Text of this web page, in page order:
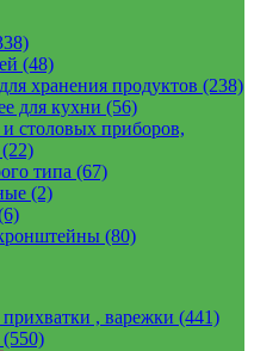
(48)
хранения продуктов (238)
для кухни (56)
столовых приборов,
типа (67)
(2)
(80)
, варежки (441)